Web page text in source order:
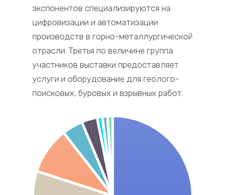
экспонентов специализируются на
цифровизации и автоматизации
производств в горно-металлургической
отрасли. Третья по величине группа
участников выставки предоставляет
услуги и оборудование для геолого-
поисковых, буровых и взрывных работ.